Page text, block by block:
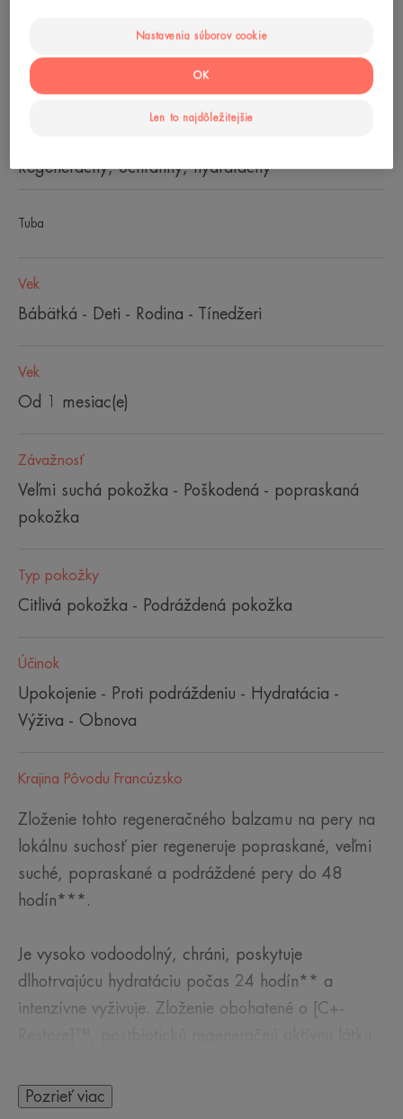
hodín** a chráni popraskané a podráždené pery.
Obnovuje príjemný pocit a pružnosť pier a vytvára
pred vonkajšími vplyvmi.
Regeneračný, ochranný, hydratačný
Tuba
Vek
Bábätká - Deti - Rodina - Tínedžeri
Vek
Od 1 mesiac(e)
Závažnosť
Veľmi suchá pokožka - Poškodená - popraskaná
pokožka
Typ pokožky
Citlivá pokožka - Podráždená pokožka
Účinok
Upokojenie - Proti podráždeniu - Hydratácia -
Výživa - Obnova
Krajina Pôvodu Francúzsko
Zloženie tohto regeneračného balzamu na pery na
lokálnu suchosť pier regeneruje popraskané, veľmi
suché, popraskané a podráždené pery do 48
hodín***.
Je vysoko vodoodolný, chráni, poskytuje
dlhotrvajúcu hydratáciu počas 24 hodín** a
intenzívne vyživuje. Zloženie obohatené o [C+-
im ochranný bariérový účinok.
Pozrieť viac
Nastavenia súborov cookie
Len to najdôležitejšie
OK